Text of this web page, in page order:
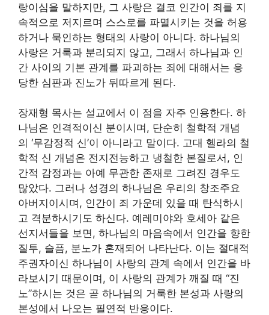
랑이심을 말하지만, 그 사랑은 결코 인간이 죄를 지
속적으로 저지르며 스스로를 파멸시키는 것을 허용
하거나 묵인하는 형태의 사랑이 아니다. 하나님의
사랑은 거룩과 분리되지 않고, 그래서 하나님과 인
간 사이의 기본 관계를 파괴하는 죄에 대해서는 응
당한 심판과 진노가 뒤따르게 된다.
장재형 목사는 설교에서 이 점을 자주 인용한다. 하
나님은 인격적이신 분이시며, 단순히 철학적 개념
의 ‘무감정적 신’이 아니라고 말이다. 고대 헬라의 철
학적 신 개념은 전지전능하고 냉철한 본질로서, 인
간적 감정과는 아예 무관한 존재로 그려진 경우도
많았다. 그러나 성경의 하나님은 우리의 창조주요
아버지이시며, 인간이 죄 가운데 있을 때 탄식하시
고 격분하시기도 하신다. 예레미야와 호세아 같은
선지서들을 보면, 하나님의 마음속에서 인간을 향한
질투, 슬픔, 분노가 혼재되어 나타난다. 이는 절대적
주권자이신 하나님이 사랑의 관계 속에서 인간을 바
라보시기 때문이며, 이 사랑의 관계가 깨질 때 “진
노”하시는 것은 곧 하나님의 거룩한 본성과 사랑의
본성에서 나오는 필연적 반응이다.